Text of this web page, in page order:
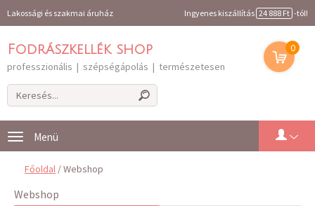
Lakossági és szakmai áruház Ingyenes kiszállítás 24 888 Ft -tól!
Fodrászkellék shop
professzionális | szépségápolás | természetesen
0
Toggle
navigation
Főoldal / Webshop
Webshop